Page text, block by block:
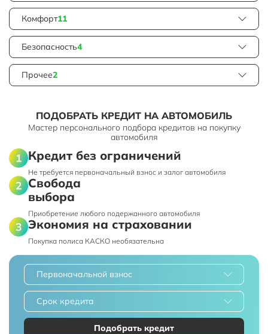
Комфорт11
Безопасность4
Прочее2
ПОДОБРАТЬ КРЕДИТ НА АВТОМОБИЛЬ
Мастер персонального подбора кредитов на покупку
автомобиля
Кредит без ограничений
Не требуется первоначальный взнос и залог автомобиля
Свобода
выбора
Приобретение любого подержанного автомобиля
Экономия на страховании
Покупка полиса КАСКО необязательна
Первоначальной взнос
Срок кредита
Подобрать кредит